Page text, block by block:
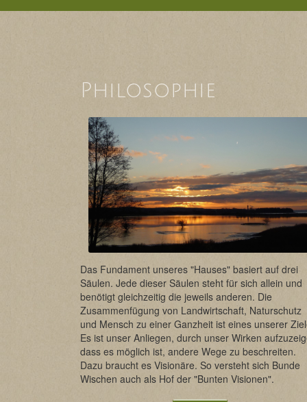
Philosophie
Das Fundament unseres "Hauses" basiert auf drei
Säulen. Jede dieser Säulen steht für sich allein und
benötigt gleichzeitig die jeweils anderen. Die
Zusammenfügung von Landwirtschaft, Naturschutz
und Mensch zu einer Ganzheit ist eines unserer
Es ist unser Anliegen, durch unser Wirken
dass es möglich ist, andere Wege zu beschreiten.
Dazu braucht es Visionäre. So versteht sich Bunde
Wischen auch als Hof der "Bunten Visionen".